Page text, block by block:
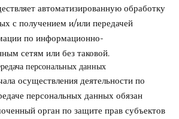
автоматизированную обработку
с получением и/или передачей
по информационно-
сетям или без таковой.
персональных данных
осуществления деятельности по
персональных данных обязан
орган по защите прав субъектов